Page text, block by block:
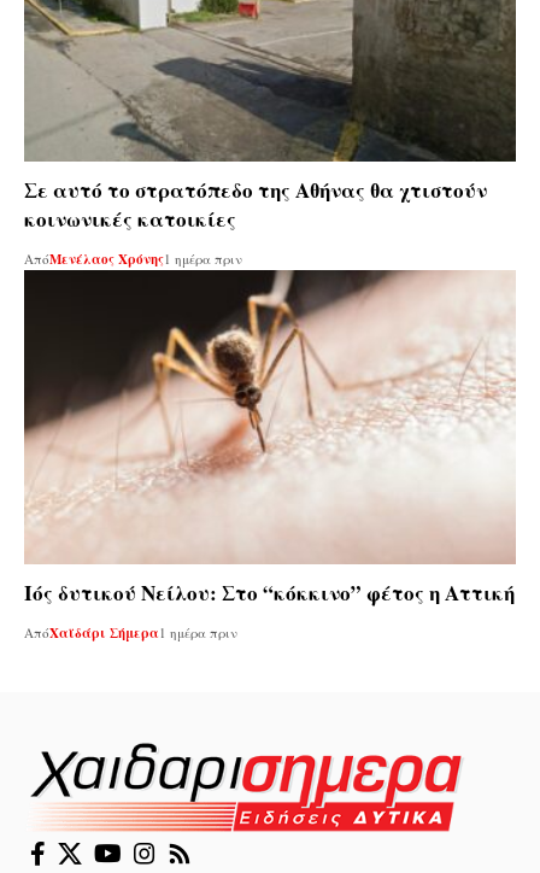
Σε αυτό το στρατόπεδο της Αθήνας θα χτιστούν
κοινωνικές κατοικίες
ΑπόΜενέλαος Χρόνης1 ημέρα πριν
Ιός δυτικού Νείλου: Στο “κόκκινο” φέτος η Αττική
ΑπόΧαϊδάρι Σήμερα1 ημέρα πριν